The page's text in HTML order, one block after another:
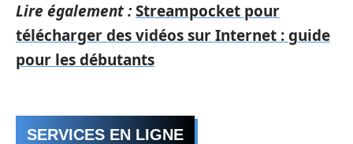
Lire également :Streampocket pour
télécharger des vidéos sur Internet : guide
pour les débutants
SERVICES EN LIGNE